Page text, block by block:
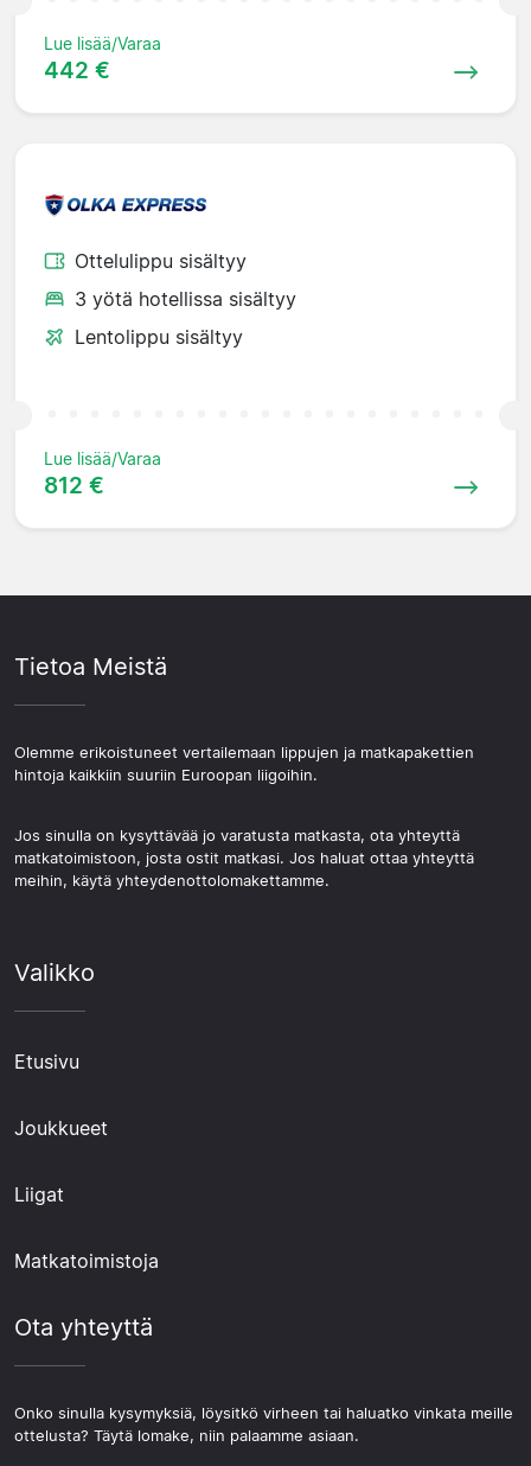
Lue lisää/Varaa
442 €
Ottelulippu sisältyy
3 yötä hotellissa sisältyy
Lentolippu sisältyy
Lue lisää/Varaa
812 €
Tietoa Meistä
Olemme erikoistuneet vertailemaan lippujen ja matkapakettien
hintoja kaikkiin suuriin Euroopan liigoihin.
Jos sinulla on kysyttävää jo varatusta matkasta, ota yhteyttä
matkatoimistoon, josta ostit matkasi. Jos haluat ottaa yhteyttä
meihin, käytä yhteydenottolomakettamme.
Valikko
Etusivu
Joukkueet
Liigat
Matkatoimistoja
Ota yhteyttä
Onko sinulla kysymyksiä, löysitkö virheen tai haluatko vinkata meille
ottelusta? Täytä lomake, niin palaamme asiaan.